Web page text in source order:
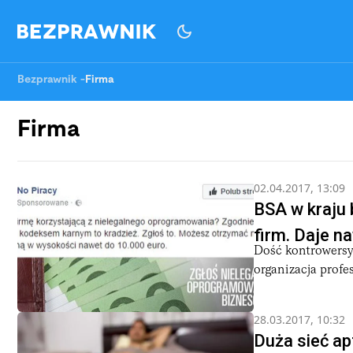
Bezprawnik - Firma
Firma
02.04.2017, 13:09
BSA w
firm. Daje
Dość
organizacja
28.03.2017, 10:32
Duża sieć